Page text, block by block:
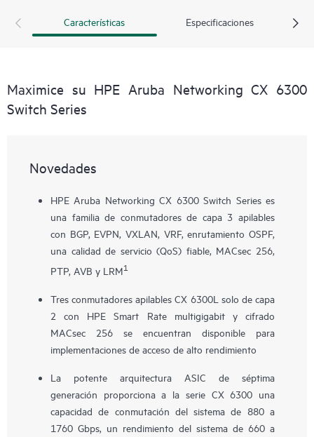
Características Especificaciones
Maximice su HPE Aruba Networking CX 6300
Switch Series
Novedades
HPE Aruba Networking CX 6300 Switch Series es
una familia de conmutadores de capa 3 apilables
con BGP, EVPN, VXLAN, VRF, enrutamiento OSPF,
una calidad de servicio (QoS) fiable, MACsec 256,
PTP, AVB y LRM1
Tres conmutadores apilablesCX 6300L solo de capa
2 con HPE Smart Rate multigigabit y cifrado
MACsec 256 se encuentran disponible para
implementaciones de acceso de alto rendimiento
La potente arquitectura ASIC de séptima
generación proporciona a la serie CX 6300 una
capacidad de conmutación del sistema de 880 a
1760 Gbps, un rendimiento del sistema de 660 a